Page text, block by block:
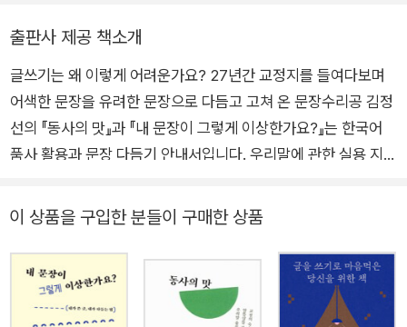
적이며 산다.
출판사 제공 책소개
글쓰기는 왜 이렇게 어려운가요? 27년간 교정지를 들여다보며
어색한 문장을 유려한 문장으로 다듬고 고쳐 온 문장수리공 김정
선의 『동사의 맛』과 『내 문장이 그렇게 이상한가요?』는 한국어
품사 활용과 문장 다듬기 안내서입니다. 우리말에 관한 실용 지식
을 타면서 명실공히 유유의 스테디셀러로 자리 잡은 책이기도 합
듬는 법, 좋은 문장 쓰는 법, 나아가 글쓰기 강연까지 하게 되는데
요. 전국으로 강연을 다니면서 비로소 깨닫습니다. 많은 사람이
글쓰기에 관심이 있고 글쓰기 때문에 스트레스를 받고 있다는 것
이 상품을 구입한 분들이 구매한 상품